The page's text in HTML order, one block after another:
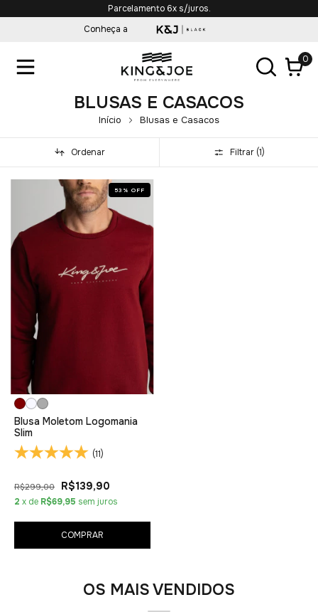
Parcelamento 6x s/juros.
Conheça a
0
BLUSAS E CASACOS
Início Blusas e Casacos
Ordenar Filtrar (1)
53 % OFF
Blusa Moletom Logomania
Slim
(11)
R$299,00 R$139,90
2 x de R$69,95 sem juros
COMPRAR
OS MAIS VENDIDOS